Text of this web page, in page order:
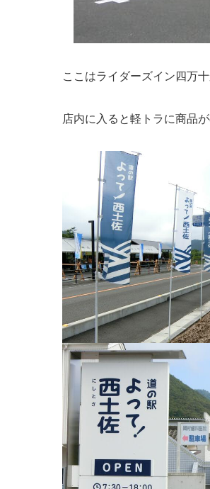
ここはライダーズイン四万
店内に入ると軽トラに商品